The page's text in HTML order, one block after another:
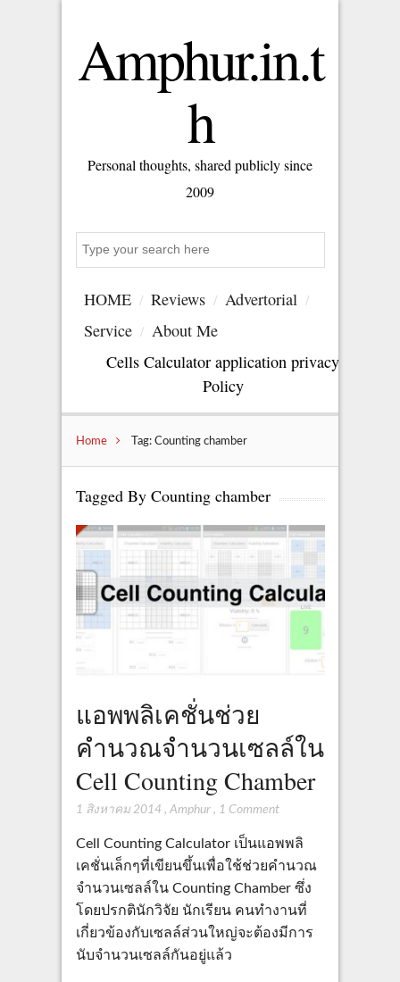
Amphur.in.t
h
Personal thoughts, shared publicly since
2009
HOME Reviews
Advertorial
Service
About Me
Cells Calculator application privacy
Policy
Home Tag: Counting chamber
Tagged By Counting chamber
แอพพลิเคชั่นช่วย
คำนวณจำนวนเซลล์ใน
Cell Counting Chamber
1 สิงหาคม 2014 , Amphur, 1 Comment
Cell Counting Calculator เป็นแอพพลิ
เคชั่นเล็กๆที่เขียนขึ้นเพื่อใช้ช่วยคำนวณ
จำนวนเซลล์ใน Counting Chamber ซึ่ง
โดยปรกตินักวิจัย นักเรียน คนทำงานที่
เกี่ยวข้องกับเซลล์ส่วนใหญ่จะต้องมีการ
นับจำนวนเซลล์กันอยู่แล้ว